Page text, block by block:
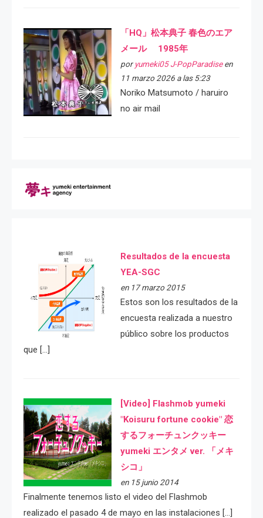
「HQ」松本典子 春色のエア
メール 1985年
por yumeki05 J-PopParadiseen
11 marzo 2026 a las 5:23
Noriko Matsumoto / haruiro
no air mail
Resultados de la encuesta
YEA-SGC
en 17 marzo 2015
Estos son los resultados de la
encuesta realizada a nuestro
público sobre los productos
que […]
[Video] Flashmob yumeki
"Koisuru fortune cookie" 恋
するフォーチュンクッキー
yumeki エンタメ ver. 「メキ
シコ」
en 15 junio 2014
Finalmente tenemos listo el video del Flashmob
realizado el pasado 4 de mayo en las instalaciones […]